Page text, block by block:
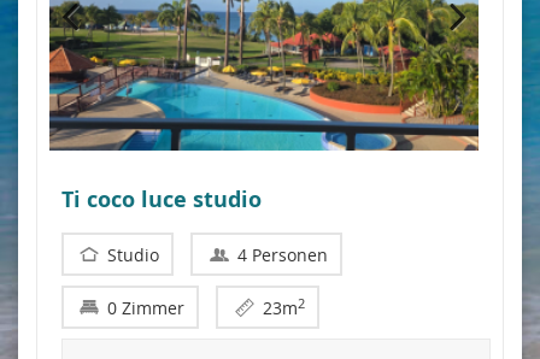
Ti coco luce studio
Studio 4 Personen
0 Zimmer 23m2